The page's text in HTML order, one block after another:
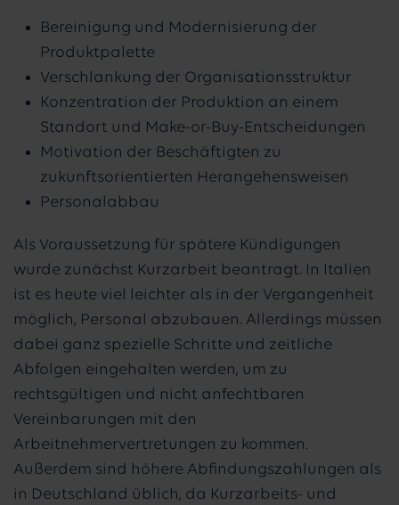
Bereinigung und Modernisierung der
Produktpalette
Verschlankung der Organisationsstruktur
Konzentration der Produktion an einem
Standort und Make-or-Buy-Entscheidungen
Motivation der Beschäftigten zu
zukunftsorientierten Herangehensweisen
Personalabbau
Als Voraussetzung für spätere Kündigungen
wurde zunächst Kurzarbeit beantragt. In Italien
ist es heute viel leichter als in der Vergangenheit
möglich, Personal abzubauen. Allerdings müssen
dabei ganz spezielle Schritte und zeitliche
Abfolgen eingehalten werden, um zu
rechtsgültigen und nicht anfechtbaren
Vereinbarungen mit den
Arbeitnehmervertretungen zu kommen.
Außerdem sind höhere Abfindungszahlungen als
in Deutschland üblich, da Kurzarbeits- und